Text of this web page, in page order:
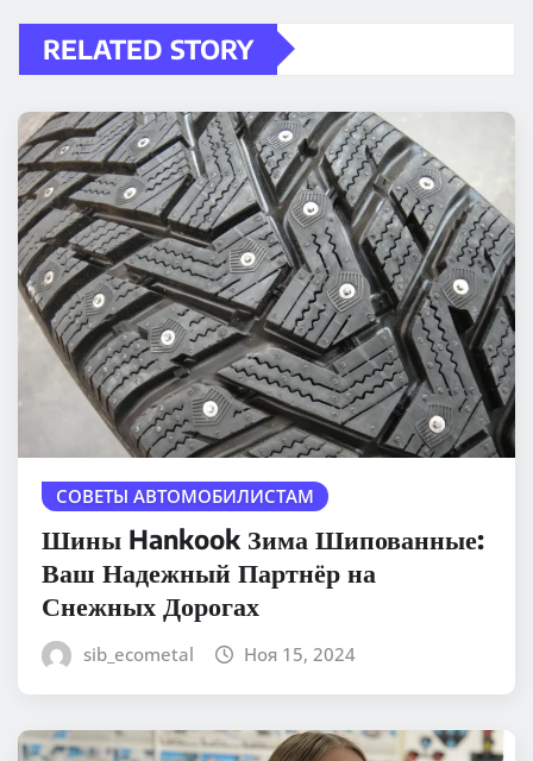
RELATED STORY
СОВЕТЫ АВТОМОБИЛИСТАМ
Шины Hankook Зима Шипованные:
Ваш Надежный Партнёр на
Снежных Дорогах
sib_ecometal Ноя 15, 2024